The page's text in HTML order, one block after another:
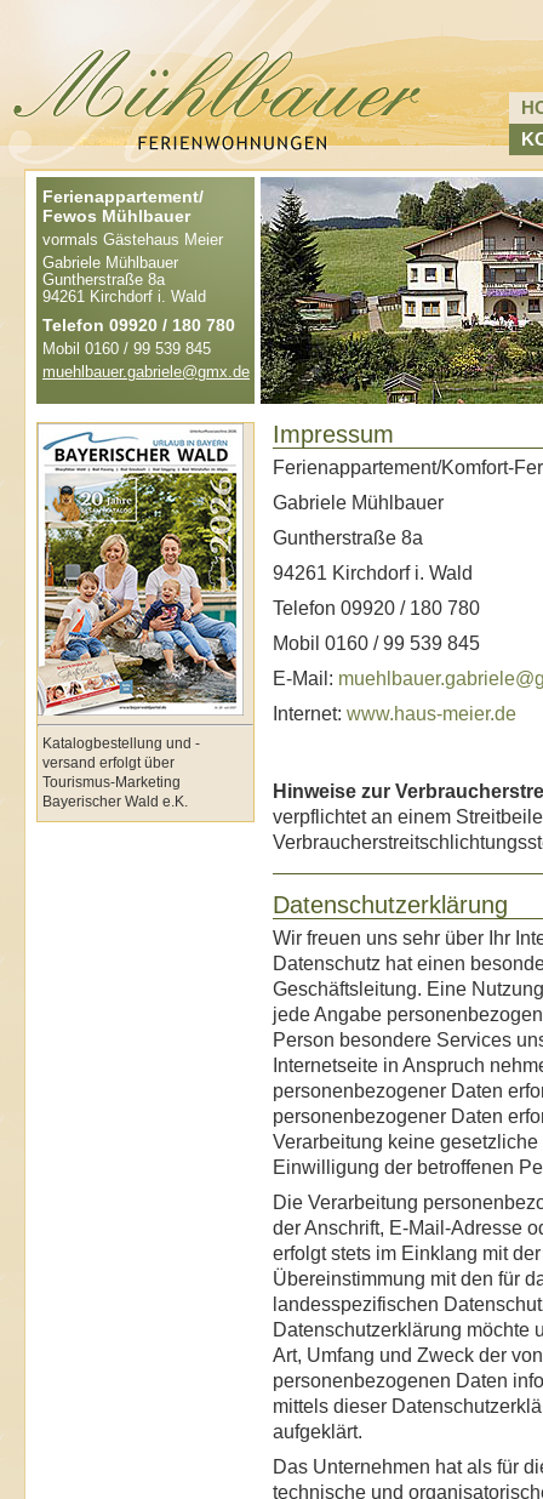
Ferienappartement/
Fewos Mühlbauer
vormals Gästehaus Meier
Gabriele Mühlbauer
Guntherstraße 8a
94261 Kirchdorf i. Wald
Telefon 09920 / 180 780
Mobil 0160 / 99 539 845
muehlbauer.gabriele@gmx.de
Katalogbestellung und -
versand erfolgt über
Tourismus-Marketing
Bayerischer Wald e.K.
Impressum
Ferienappartement/Komfort-
Gabriele Mühlbauer
Guntherstraße 8a
94261 Kirchdorf i. Wald
Telefon 09920 / 180 780
Mobil 0160 / 99 539 845
E-Mail:
Internet: www.haus-meier.de
Hinweise zur
verpflichtet an einem
Datenschutzerklärung
Wir freuen uns sehr über Ihr
Datenschutz hat einen
Geschäftsleitung. Eine
jede Angabe
Person besondere Services
Internetseite in Anspruch
personenbezogener Daten
personenbezogener Daten
Verarbeitung keine
Einwilligung der betroffenen
Die Verarbeitung
der Anschrift, E-Mail-Adresse
erfolgt stets im Einklang mit
Übereinstimmung mit den für
landesspezifischen
Datenschutzerklärung möchte
Art, Umfang und Zweck der
personenbezogenen Daten
mittels dieser
aufgeklärt.
Das Unternehmen hat als für
technische und